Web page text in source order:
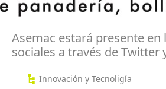
Asemac estará presente
sociales a través de Twitter
Innovación y Tecnoligía